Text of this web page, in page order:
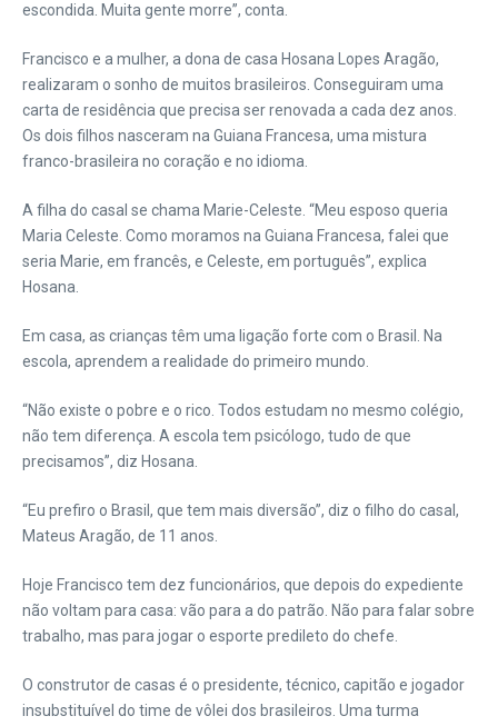
escondida. Muita gente morre”, conta.
Francisco e a mulher, a dona de casa Hosana Lopes Aragão,
realizaram o sonho de muitos brasileiros. Conseguiram uma
carta de residência que precisa ser renovada a cada dez anos.
Os dois filhos nasceram na Guiana Francesa, uma mistura
franco-brasileira no coração e no idioma.
A filha do casal se chama Marie-Celeste. “Meu esposo queria
Maria Celeste. Como moramos na Guiana Francesa, falei que
seria Marie, em francês, e Celeste, em português”, explica
Hosana.
Em casa, as crianças têm uma ligação forte com o Brasil. Na
escola, aprendem a realidade do primeiro mundo.
“Não existe o pobre e o rico. Todos estudam no mesmo colégio,
não tem diferença. A escola tem psicólogo, tudo de que
precisamos”, diz Hosana.
“Eu prefiro o Brasil, que tem mais diversão”, diz o filho do casal,
Mateus Aragão, de 11 anos.
Hoje Francisco tem dez funcionários, que depois do expediente
não voltam para casa: vão para a do patrão. Não para falar sobre
trabalho, mas para jogar o esporte predileto do chefe.
O construtor de casas é o presidente, técnico, capitão e jogador
insubstituível do time de vôlei dos brasileiros. Uma turma